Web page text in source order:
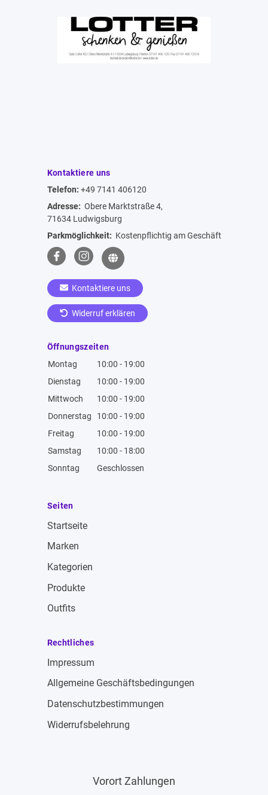
Kontaktiere uns
Telefon: +49 7141 406120
Adresse: Obere Marktstraße 4,
71634 Ludwigsburg
Parkmöglichkeit: Kostenpflichtig am Geschäft
Kontaktiere uns
Widerruf erklären
Öffnungszeiten
Montag
10:00 - 19:00
Dienstag
10:00 - 19:00
Mittwoch
10:00 - 19:00
Donnerstag
10:00 - 19:00
Freitag
10:00 - 19:00
Samstag
10:00 - 18:00
Sonntag
Geschlossen
Seiten
Startseite
Marken
Kategorien
Produkte
Outfits
Rechtliches
Impressum
Allgemeine Geschäftsbedingungen
Datenschutzbestimmungen
Widerrufsbelehrung
Vorort Zahlungen